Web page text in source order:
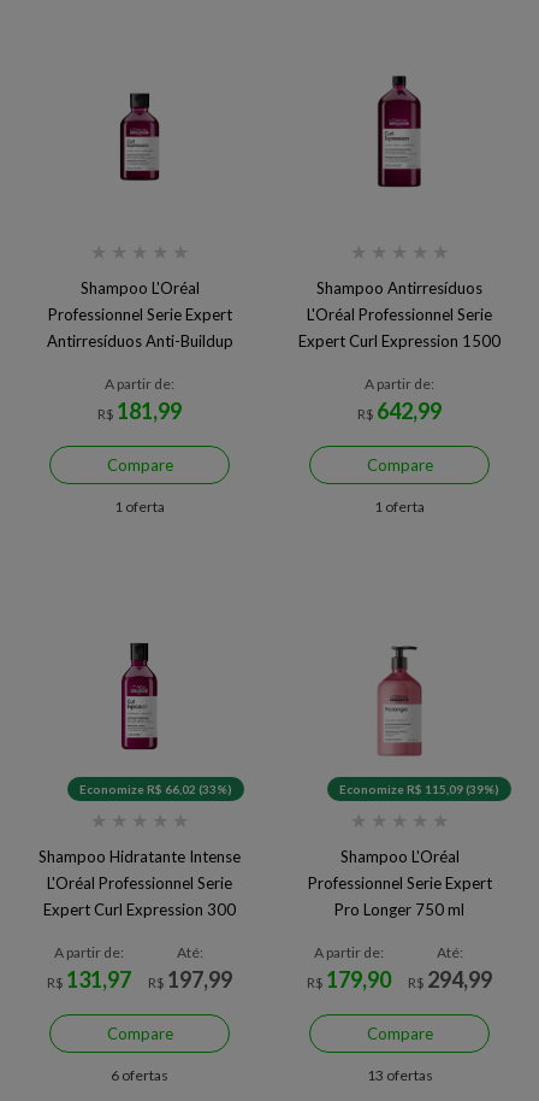
★ ★ ★ ★ ★
Shampoo L'Oréal
Professionnel Serie Expert
Antirresíduos Anti-Buildup
A partir de:
R$ 181,99
Compare
1 oferta
★ ★ ★ ★ ★
Shampoo Antirresíduos
L'Oréal Professionnel Serie
Expert Curl Expression 1500
A partir de:
R$ 642,99
Compare
1 oferta
Economize R$ 66,02 (33%)
★ ★ ★ ★ ★
Shampoo Hidratante Intense
L'Oréal Professionnel Serie
Expert Curl Expression 300
A partir de:
R$ 131,97
Até:
R$ 197,99
Compare
6 ofertas
Economize R$ 115,09 (39%)
★ ★ ★ ★ ★
Shampoo L'Oréal
Professionnel Serie Expert
Pro Longer 750 ml
A partir de:
R$ 179,90
Até:
R$ 294,99
Compare
13 ofertas